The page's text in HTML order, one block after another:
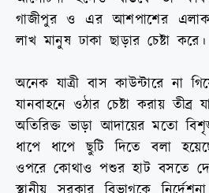
গাজীপুর ও এর আশপাশের
লাখ মানুষ ঢাকা ছাড়ার চেষ্টা করে।
অনেক যাত্রী বাস কাউন্টারে না
যানবাহনে ওঠার চেষ্টা করায়
অতিরিক্ত ভাড়া আদায়ের মতো
ধাপে ধাপে ছুটি দিতে বলা
ওপরে কোথাও পশুর হাট বসতে